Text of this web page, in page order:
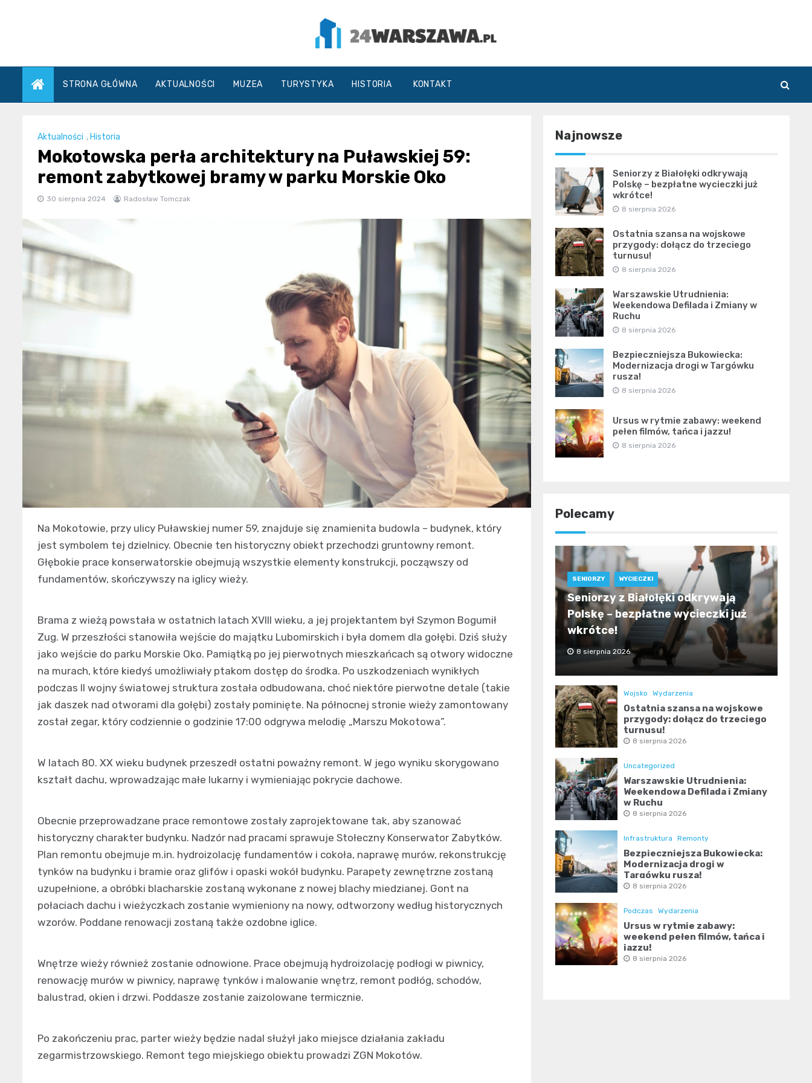
24Warszawa.pl
STRONA GŁÓWNA AKTUALNOŚCI MUZEA TURYSTYKA HISTORIA KONTAKT
Aktualności , Historia
Mokotowska perła architektury na Puławskiej 59:
remont zabytkowej bramy w parku Morskie Oko
30 sierpnia 2024 Radosław Tomczak
Na Mokotowie, przy ulicy Puławskiej numer 59, znajduje się znamienita budowla – budynek, który
jest symbolem tej dzielnicy. Obecnie ten historyczny obiekt przechodzi gruntowny remont.
Głębokie prace konserwatorskie obejmują wszystkie elementy konstrukcji, począwszy od
fundamentów, skończywszy na iglicy wieży.
Brama z wieżą powstała w ostatnich latach XVIII wieku, a jej projektantem był Szymon Bogumił
Zug. W przeszłości stanowiła wejście do majątku Lubomirskich i była domem dla gołębi. Dziś służy
jako wejście do parku Morskie Oko. Pamiątką po jej pierwotnych mieszkańcach są otwory widoczne
na murach, które kiedyś umożliwiały ptakom dostęp do środka. Po uszkodzeniach wynikłych
podczas II wojny światowej struktura została odbudowana, choć niektóre pierwotne detale (takie
jak daszek nad otworami dla gołębi) zostały pominięte. Na północnej stronie wieży zamontowany
został zegar, który codziennie o godzinie 17:00 odgrywa melodię „Marszu Mokotowa”.
W latach 80. XX wieku budynek przeszedł ostatni poważny remont. W jego wyniku skorygowano
kształt dachu, wprowadzając małe lukarny i wymieniając pokrycie dachowe.
Obecnie przeprowadzane prace remontowe zostały zaprojektowane tak, aby szanować
historyczny charakter budynku. Nadzór nad pracami sprawuje Stołeczny Konserwator Zabytków.
Plan remontu obejmuje m.in. hydroizolację fundamentów i cokoła, naprawę murów, rekonstrukcję
tynków na budynku i bramie oraz glifów i opaski wokół budynku. Parapety zewnętrzne zostaną
uzupełnione, a obróbki blacharskie zostaną wykonane z nowej blachy miedzianej. Gont na
połaciach dachu i wieżyczkach zostanie wymieniony na nowy, odtworzony według historycznych
wzorów. Poddane renowacji zostaną także ozdobne iglice.
Wnętrze wieży również zostanie odnowione. Prace obejmują hydroizolację podłogi w piwnicy,
renowację murów w piwnicy, naprawę tynków i malowanie wnętrz, remont podłóg, schodów,
balustrad, okien i drzwi. Poddasze zostanie zaizolowane termicznie.
Po zakończeniu prac, parter wieży będzie nadal służył jako miejsce działania zakładu
zegarmistrzowskiego. Remont tego miejskiego obiektu prowadzi ZGN Mokotów.
Najnowsze
Seniorzy z Białołęki odkrywają
Polskę – bezpłatne wycieczki już
wkrótce!
8 sierpnia 2026
Ostatnia szansa na wojskowe
przygody: dołącz do trzeciego
turnusu!
8 sierpnia 2026
Warszawskie Utrudnienia:
Weekendowa Defilada i Zmiany w
Ruchu
8 sierpnia 2026
Bezpieczniejsza Bukowiecka:
Modernizacja drogi w Targówku
rusza!
8 sierpnia 2026
Ursus w rytmie zabawy: weekend
pełen filmów, tańca i jazzu!
8 sierpnia 2026
Polecamy
SENIORZY WYCIECZKI
Seniorzy z Białołęki odkrywają
Polskę – bezpłatne wycieczki już
wkrótce!
8 sierpnia 2026
Wojsko Wydarzenia
Ostatnia szansa na wojskowe
przygody: dołącz do trzeciego
turnusu!
8 sierpnia 2026
Uncategorized
Warszawskie Utrudnienia:
Weekendowa Defilada i Zmiany
w Ruchu
8 sierpnia 2026
Infrastruktura Remonty
Bezpieczniejsza Bukowiecka:
Modernizacja drogi w
Targówku rusza!
8 sierpnia 2026
Podczas Wydarzenia
Ursus w rytmie zabawy:
weekend pełen filmów, tańca i
jazzu!
8 sierpnia 2026